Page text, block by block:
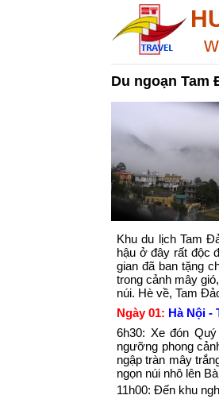
Du ngoạn Tam
Khu du lịch Tam
hậu ở đây rất độc
gian đã ban tặng
trong cảnh mây
núi. Hè về, Tam
Ngày 01: Hà Nội -
6h30: Xe đón
ngưỡng phong
ngập tràn mây
ngọn núi nhô lên
11h00: Đến khu